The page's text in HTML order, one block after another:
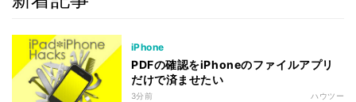
iPhone
PDFの確認をiPhoneのファイルアプリ
だけで済ませたい
3分前 ハウツー